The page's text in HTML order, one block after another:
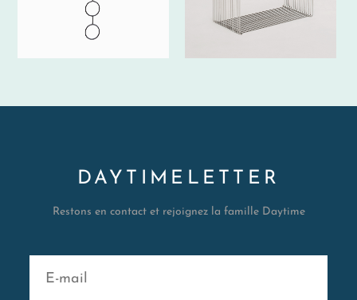
DAYTIMELETTER
Restons en contact et rejoignez la famille Daytime